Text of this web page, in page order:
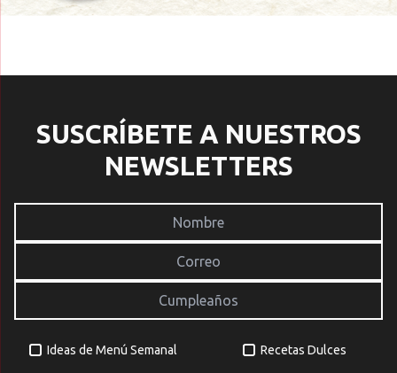
SUSCRÍBETE A NUESTROS
NEWSLETTERS
Ideas de Menú Semanal Recetas Dulces